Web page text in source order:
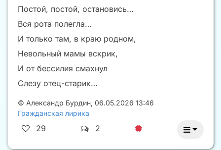
Постой, постой, остановись…
Вся рота полегла…
И только там, в краю родном,
Невольный мамы вскрик,
И от бессилия смахнул
Слезу отец-старик…
© Александр Бурдин, 06.05.2026 13:46
Гражданская лирика
29 2